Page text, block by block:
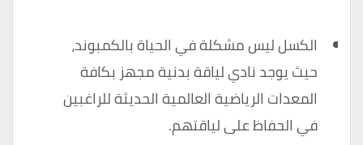
الكسل ليس مشكلة في الحياة بالكمبوند،
حيث يوجد نادي لياقة بدنية مجهز بكافة
المعدات الرياضية العالمية الحديثة للراغبين
في الحفاظ على لياقتهم.